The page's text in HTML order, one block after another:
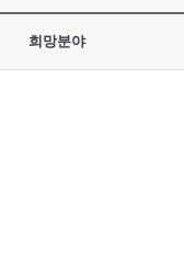
희망분야